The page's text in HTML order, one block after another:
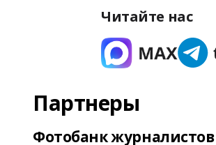
Читайте нас
Партнеры
Фотобанк журналистов